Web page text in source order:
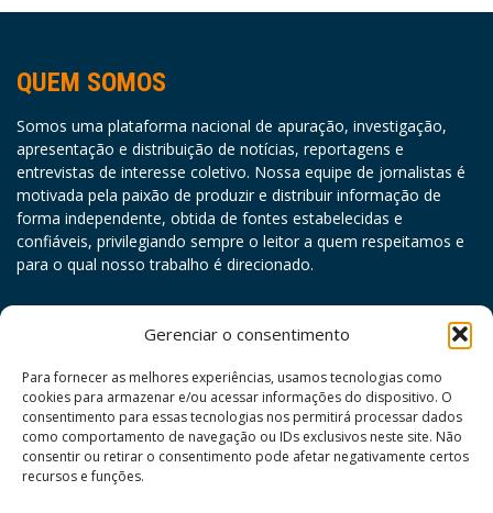
Gerenciar o consentimento
Para fornecer as melhores experiências, usamos tecnologias como
cookies para armazenar e/ou acessar informações do dispositivo. O
consentimento para essas tecnologias nos permitirá processar dados
como comportamento de navegação ou IDs exclusivos neste site. Não
consentir ou retirar o consentimento pode afetar negativamente certos
recursos e funções.
QUEM SOMOS
Somos uma plataforma nacional de apuração, investigação,
apresentação e distribuição de notícias, reportagens e
entrevistas de interesse coletivo. Nossa equipe de jornalistas é
motivada pela paixão de produzir e distribuir informação de
forma independente, obtida de fontes estabelecidas e
confiáveis, privilegiando sempre o leitor a quem respeitamos e
para o qual nosso trabalho é direcionado.
D
S T Q Q S
S
1
2
3 4 5 6 7
8
9
10